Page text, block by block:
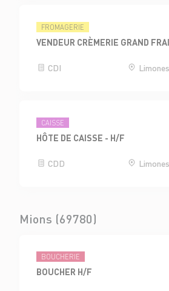
FROMAGERIE
VENDEUR CRÈMERIE GRAND
CDI
CAISSE
HÔTE DE CAISSE - H/F
CDD
Mions (69780)
BOUCHERIE
BOUCHER H/F